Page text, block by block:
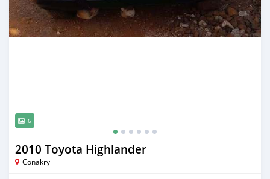
6
2010 Toyota Highlander
Conakry